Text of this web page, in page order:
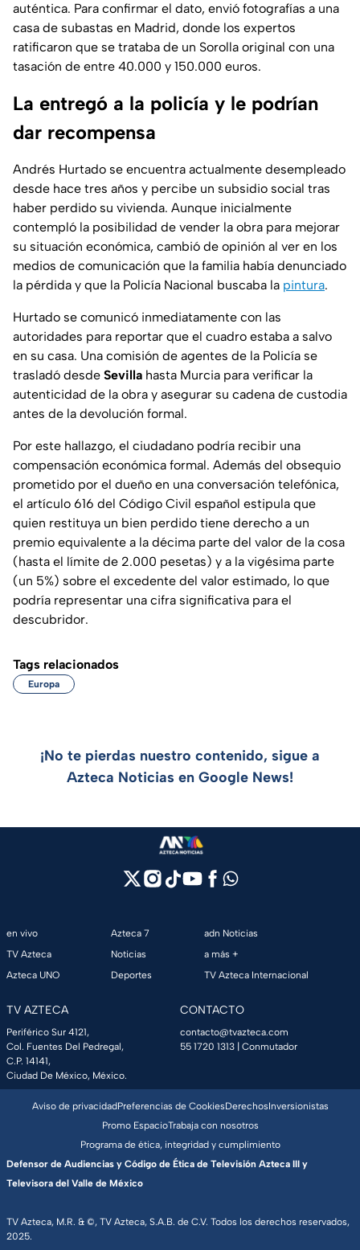
auténtica. Para confirmar el dato, envió fotografías a una
casa de subastas en Madrid, donde los expertos
ratificaron que se trataba de un Sorolla original con una
tasación de entre 40.000 y 150.000 euros.
La entregó a la policía y le podrían
dar recompensa
Andrés Hurtado se encuentra actualmente desempleado
desde hace tres años y percibe un subsidio social tras
haber perdido su vivienda. Aunque inicialmente
contempló la posibilidad de vender la obra para mejorar
su situación económica, cambió de opinión al ver en los
medios de comunicación que la familia había denunciado
la pérdida y que la Policía Nacional buscaba la pintura.
Hurtado se comunicó inmediatamente con las
autoridades para reportar que el cuadro estaba a salvo
en su casa. Una comisión de agentes de la Policía se
trasladó desde Sevilla hasta Murcia para verificar la
autenticidad de la obra y asegurar su cadena de custodia
antes de la devolución formal.
Por este hallazgo, el ciudadano podría recibir una
compensación económica formal. Además del obsequio
prometido por el dueño en una conversación telefónica,
el artículo 616 del Código Civil español estipula que
quien restituya un bien perdido tiene derecho a un
premio equivalente a la décima parte del valor de la cosa
(hasta el límite de 2.000 pesetas) y a la vigésima parte
(un 5%) sobre el excedente del valor estimado, lo que
podría representar una cifra significativa para el
descubridor.
Tags relacionados
Europa
¡No te pierdas nuestro contenido, sigue a
Azteca Noticias en Google News!
en vivo
TV Azteca
Azteca UNO
Azteca 7
Noticias
Deportes
adn Noticias
a más +
TV Azteca Internacional
TV AZTECA
Periférico Sur 4121,
Col. Fuentes Del Pedregal,
C.P. 14141,
Ciudad De México, México.
CONTACTO
contacto@tvazteca.com
55 1720 1313 | Conmutador
TV Azteca, M.R. & ©, TV Azteca, S.A.B. de C.V. Todos los derechos reservados,
2025.
Aviso de privacidadPreferencias de CookiesDerechosInversionistas
Promo EspacioTrabaja con nosotros
Programa de ética, integridad y cumplimiento
Defensor de Audiencias y Código de Ética de Televisión Azteca III y
Televisora del Valle de México